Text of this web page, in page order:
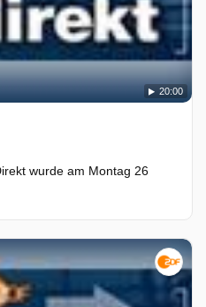
20:00
wurde am Montag 26